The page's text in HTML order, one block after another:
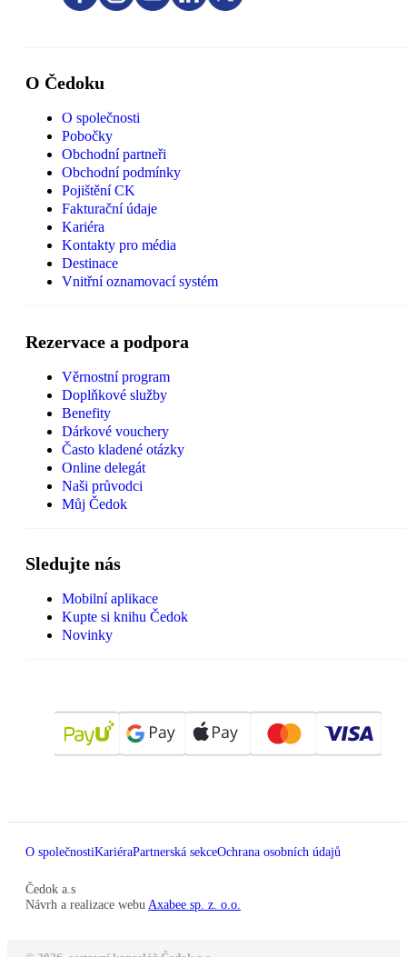
O Čedoku
O společnosti
Pobočky
Obchodní partneři
Obchodní podmínky
Pojištění CK
Fakturační údaje
Kariéra
Kontakty pro média
Destinace
Vnitřní oznamovací systém
Rezervace a podpora
Věrnostní program
Doplňkové služby
Benefity
Dárkové vouchery
Často kladené otázky
Online delegát
Naši průvodci
Můj Čedok
Sledujte nás
Mobilní aplikace
Kupte si knihu Čedok
Novinky
O společnostiKariéraPartnerská sekceOchrana osobních údajů
Čedok a.s
Návrh a realizace webu Axabee sp. z. o.o.